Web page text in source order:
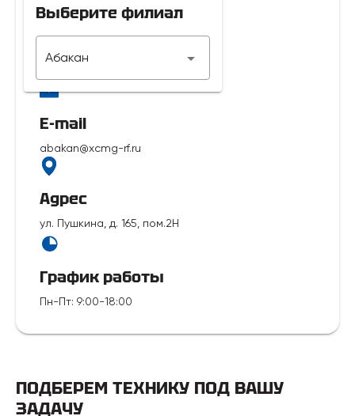
Выберите филиал
Абакан
Телефон
E-mail
abakan@xcmg-rf.ru
Адрес
ул. Пушкина, д. 165, пом.2Н
График работы
Пн-Пт: 9:00-18:00
ПОДБЕРЕМ ТЕХНИКУ ПОД ВАШУ
ЗАДАЧУ